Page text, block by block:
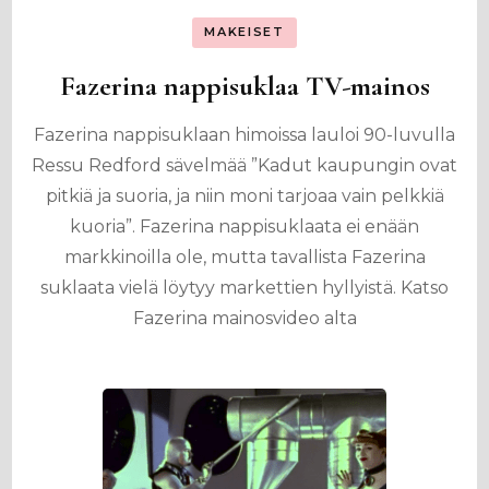
MAKEISET
Fazerina nappisuklaa TV-mainos
Fazerina nappisuklaan himoissa lauloi 90-luvulla
Ressu Redford sävelmää ”Kadut kaupungin ovat
pitkiä ja suoria, ja niin moni tarjoaa vain pelkkiä
kuoria”. Fazerina nappisuklaata ei enään
markkinoilla ole, mutta tavallista Fazerina
suklaata vielä löytyy markettien hyllyistä. Katso
Fazerina mainosvideo alta